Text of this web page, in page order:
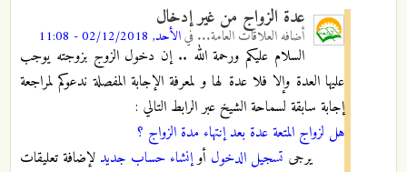
عدة الزواج من غير إدخال
أضافه العلاقات العامة... فيالأحد, 02/12/2018 - 11:08
السلام عليكم ورحمة الله .. إن دخول الزوج بزوجته يوجب
عليها العدة وإلا فلا عدة لها و لمعرفة الإجابة المفصلة ندعوكم لمراجعة
إجابة سابقة لسماحة الشيخ عبر الرابط التالي :
هل لزواج المتعة عدة بعد إنتهاء مدة الزواج ؟
يرجى تسجيل الدخول أوإنشاء حساب جديد لإضافة تعليقات